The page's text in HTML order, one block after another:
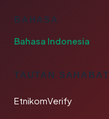
BAHASA
Bahasa Indonesia
TAUTAN SAHABAT
EtnikomVerify